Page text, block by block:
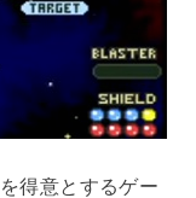
得意とするゲー